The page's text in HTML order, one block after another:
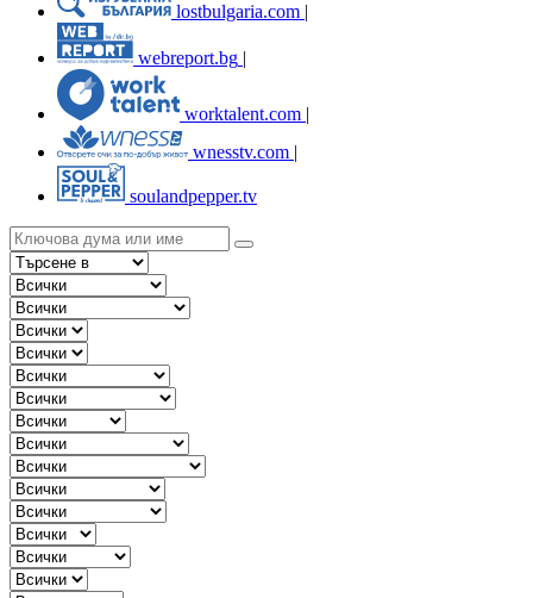
lostbulgaria.com |
webreport.bg
worktalent.com |
wnesstv.com |
soulandpepper.tv